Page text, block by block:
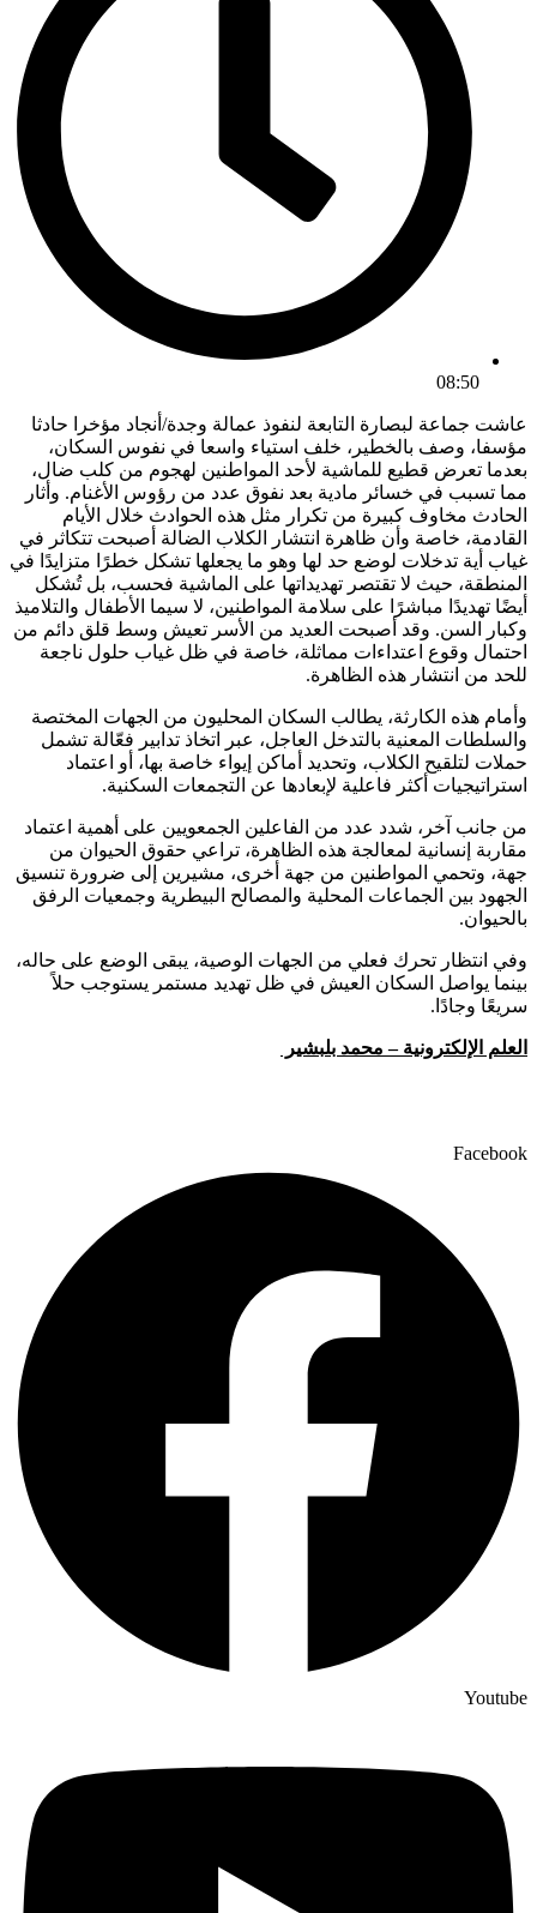
08:50
عاشت جماعة لبصارة التابعة لنفوذ عمالة وجدة/أنجاد مؤخرا حادثا
مؤسفا، وصف بالخطير، خلف استياء واسعا في نفوس السكان،
بعدما تعرض قطيع للماشية لأحد المواطنين لهجوم من كلب ضال،
مما تسبب في خسائر مادية بعد نفوق عدد من رؤوس الأغنام. وأثار
الحادث مخاوف كبيرة من تكرار مثل هذه الحوادث خلال الأيام
القادمة، خاصة وأن ظاهرة انتشار الكلاب الضالة أصبحت تتكاثر في
غياب أية تدخلات لوضع حد لها وهو ما يجعلها تشكل خطرًا متزايدًا في
المنطقة، حيث لا تقتصر تهديداتها على الماشية فحسب، بل تُشكل
أيضًا تهديدًا مباشرًا على سلامة المواطنين، لا سيما الأطفال والتلاميذ
وكبار السن. وقد أصبحت العديد من الأسر تعيش وسط قلق دائم من
احتمال وقوع اعتداءات مماثلة، خاصة في ظل غياب حلول ناجعة
للحد من انتشار هذه الظاهرة.
وأمام هذه الكارثة، يطالب السكان المحليون من الجهات المختصة
والسلطات المعنية بالتدخل العاجل، عبر اتخاذ تدابير فعّالة تشمل
حملات لتلقيح الكلاب، وتحديد أماكن إيواء خاصة بها، أو اعتماد
استراتيجيات أكثر فاعلية لإبعادها عن التجمعات السكنية.
من جانب آخر، شدد عدد من الفاعلين الجمعويين على أهمية اعتماد
مقاربة إنسانية لمعالجة هذه الظاهرة، تراعي حقوق الحيوان من
جهة، وتحمي المواطنين من جهة أخرى، مشيرين إلى ضرورة تنسيق
الجهود بين الجماعات المحلية والمصالح البيطرية وجمعيات الرفق
بالحيوان.
وفي انتظار تحرك فعلي من الجهات الوصية، يبقى الوضع على حاله،
بينما يواصل السكان العيش في ظل تهديد مستمر يستوجب حلاً
سريعًا وجادًا.
العلم الإلكترونية – محمد بلبشير
Facebook
Youtube